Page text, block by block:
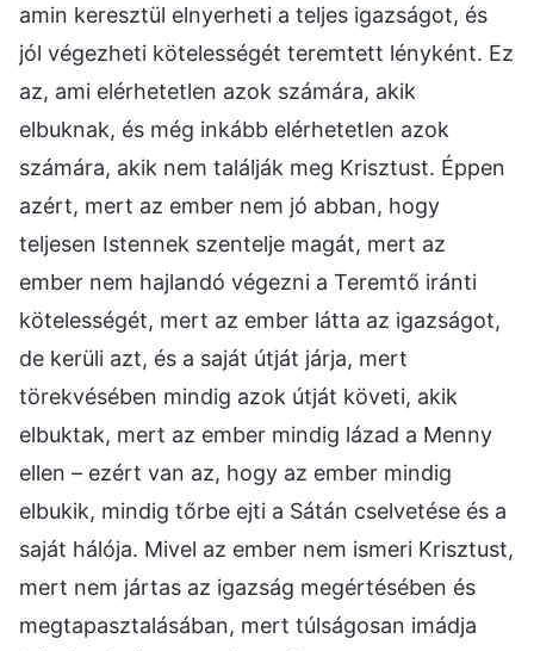
amin keresztül elnyerheti a teljes igazságot, és
jól végezheti kötelességét teremtett lényként. Ez
az, ami elérhetetlen azok számára, akik
elbuknak, és még inkább elérhetetlen azok
számára, akik nem találják meg Krisztust. Éppen
azért, mert az ember nem jó abban, hogy
teljesen Istennek szentelje magát, mert az
ember nem hajlandó végezni a Teremtő iránti
kötelességét, mert az ember látta az igazságot,
de kerüli azt, és a saját útját járja, mert
törekvésében mindig azok útját követi, akik
elbuktak, mert az ember mindig lázad a Menny
ellen – ezért van az, hogy az ember mindig
elbukik, mindig tőrbe ejti a Sátán cselvetése és a
saját hálója. Mivel az ember nem ismeri Krisztust,
mert nem jártas az igazság megértésében és
megtapasztalásában, mert túlságosan imádja